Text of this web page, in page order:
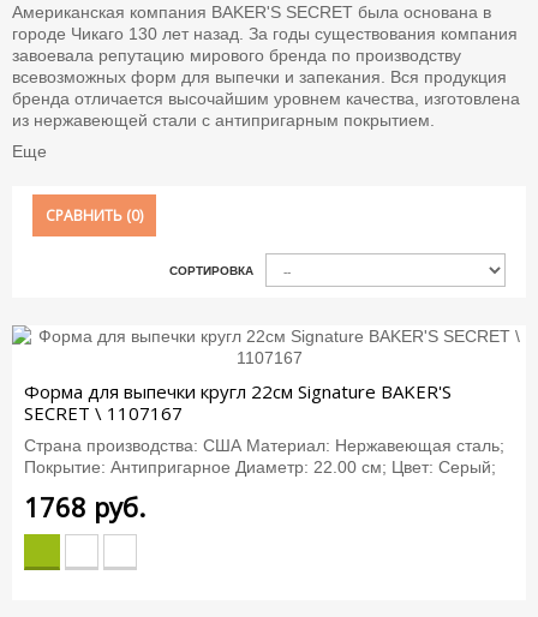
Американская компания BAKER'S SECRET была основана в
городе Чикаго 130 лет назад. За годы существования компания
завоевала репутацию мирового бренда по производству
всевозможных форм для выпечки и запекания. Вся продукция
бренда отличается высочайшим уровнем качества, изготовлена
из нержавеющей стали с антипригарным покрытием.
Еще
СРАВНИТЬ (0)
СОРТИРОВКА
Форма для выпечки кругл 22см Signature BAKER'S
SECRET \ 1107167
Страна производства: США Материал: Нержавеющая сталь;
Покрытие: Антипригарное Диаметр: 22.00 см; Цвет: Серый;
1768 руб.